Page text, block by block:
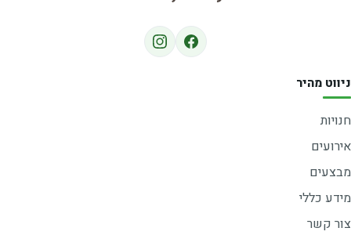
ניווט מהיר
חנויות
אירועים
מבצעים
מידע כללי
צור קשר